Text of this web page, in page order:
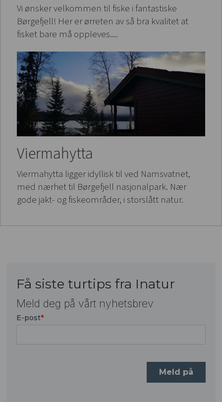
Vi ønsker velkommen til fiske i fantastiske
Børgefjell! Her er ørreten av så bra kvalitet at
fisket bare må oppleves....
Viermahytta
Viermahytta ligger idyllisk til ved Namsvatnet,
med nærhet til Børgefjell nasjonalpark. Nær
gode jakt- og fiskeområder, i storslått natur.
Få siste turtips fra Inatur
Meld deg på vårt nyhetsbrev